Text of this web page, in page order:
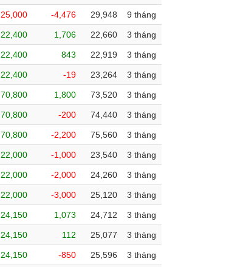
25,000 -4,476 29,948 9 tháng
22,400 1,706 22,660 3 tháng
22,400 843 22,919 3 tháng
22,400 -19 23,264 3 tháng
70,800 1,800 73,520 3 tháng
70,800 -200 74,440 3 tháng
70,800 -2,200 75,560 3 tháng
22,000 -1,000 23,540 3 tháng
22,000 -2,000 24,260 3 tháng
22,000 -3,000 25,120 3 tháng
24,150 1,073 24,712 3 tháng
24,150 112 25,077 3 tháng
24,150 -850 25,596 3 tháng